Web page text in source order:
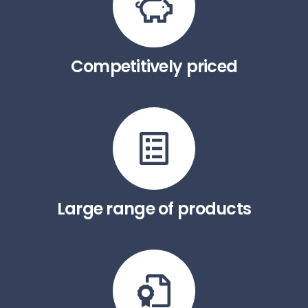
Competitively priced
Large range of products